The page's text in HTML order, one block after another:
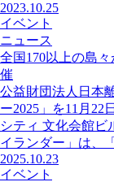
2023.10.25
イベント
ニュース
全国170以上の島
催
公益財団法人日本
ー2025」を11月22
シティ 文化会館ビ
イランダー」は、
2025.10.23
イベント